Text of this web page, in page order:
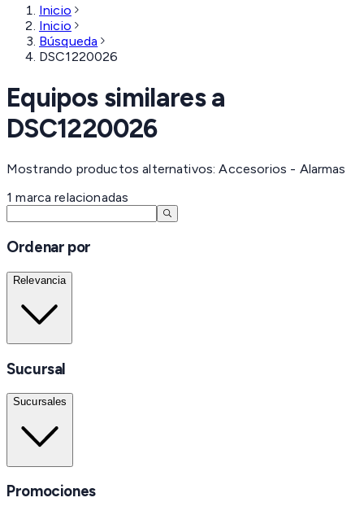
Inicio
Inicio
Búsqueda
DSC1220026
Equipos similares a
DSC1220026
Mostrando productos alternativos: Accesorios - Alarmas
1 marca relacionadas
Ordenar por
Relevancia
Sucursal
Sucursales
Promociones